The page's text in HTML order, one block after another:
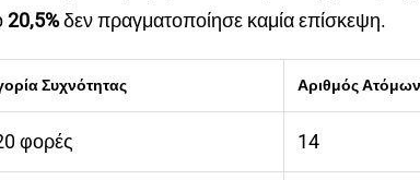
20,5%δεν πραγματοποίησε καμία επίσκεψη.
Συχνότητας Αριθμός Ατόμων
φορές 14